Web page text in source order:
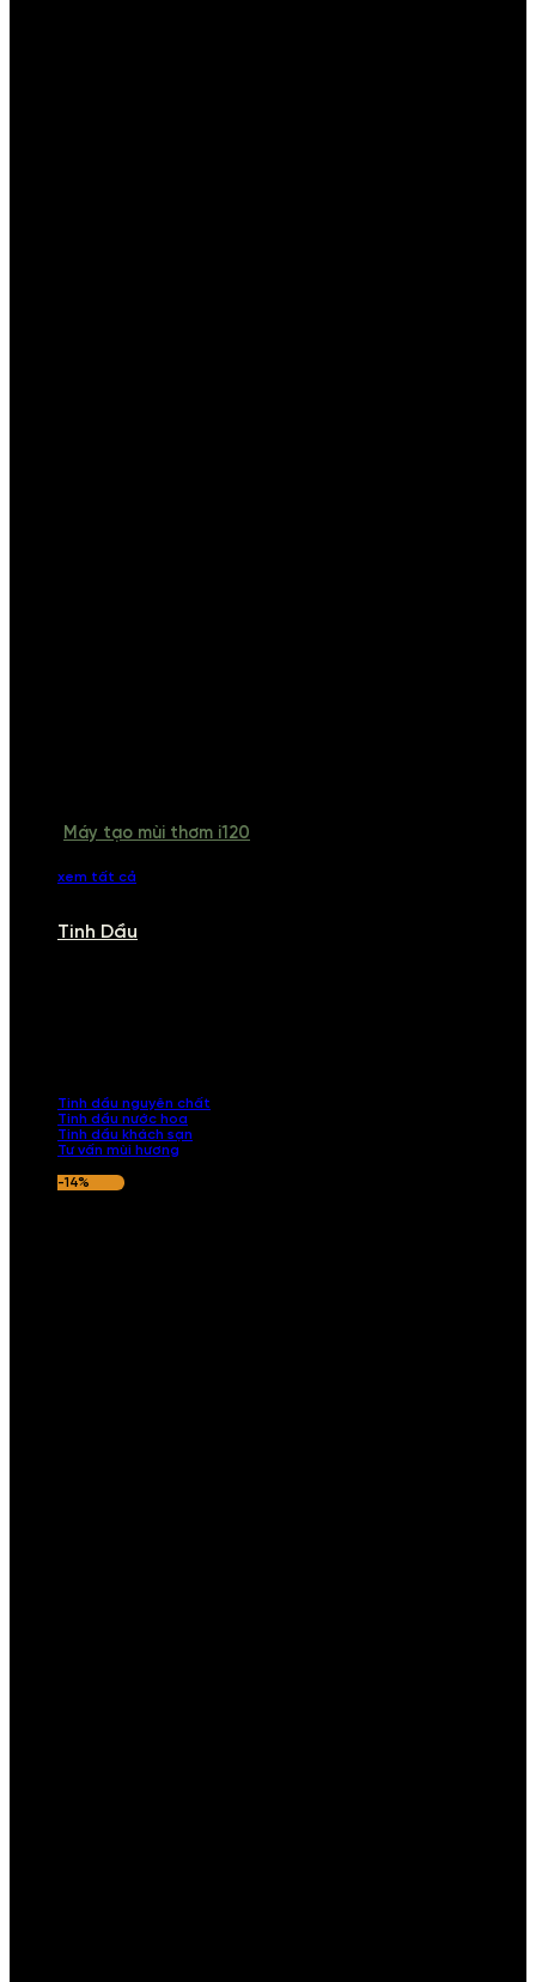
Máy tạo mùi thơm i120
xem tất cả
Tinh Dầu
Tinh dầu nguyên chất
Tinh dầu nước hoa
Tinh dầu khách sạn
Tư vấn mùi hương
-14%